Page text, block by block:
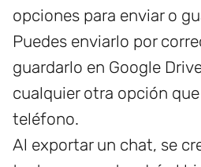
opciones para enviar o
Puedes enviarlo por
guardarlo en Google
cualquier otra opción
teléfono.
Al exportar un chat, se